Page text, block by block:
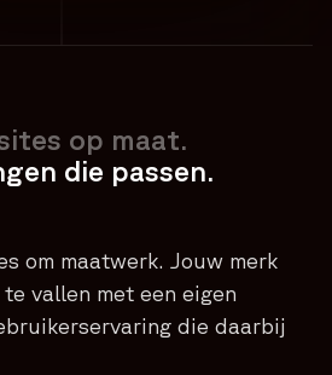
op maat.
die passen.
om maatwerk. Jouw merk
vallen met een eigen
die daarbij